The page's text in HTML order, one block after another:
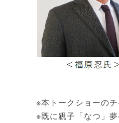
※本トークショーの
※既に親子「なつ」